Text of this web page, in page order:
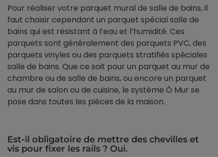
Pour réaliser votre parquet mural de salle de bains, il
faut choisir cependant un parquet spécial salle de
bains qui est résistant à l’eau et l’humidité. Ces
parquets sont généralement des parquets PVC, des
parquets vinyles ou des parquets stratifiés spéciales
salle de bains. Que ce soit pour un parquet au mur de
chambre ou de salle de bains, ou encore un parquet
au mur de salon ou de cuisine, le système Ô Mur se
pose dans toutes les pièces de la maison.
Est-il obligatoire de mettre des chevilles et
vis pour fixer les rails ? Oui.